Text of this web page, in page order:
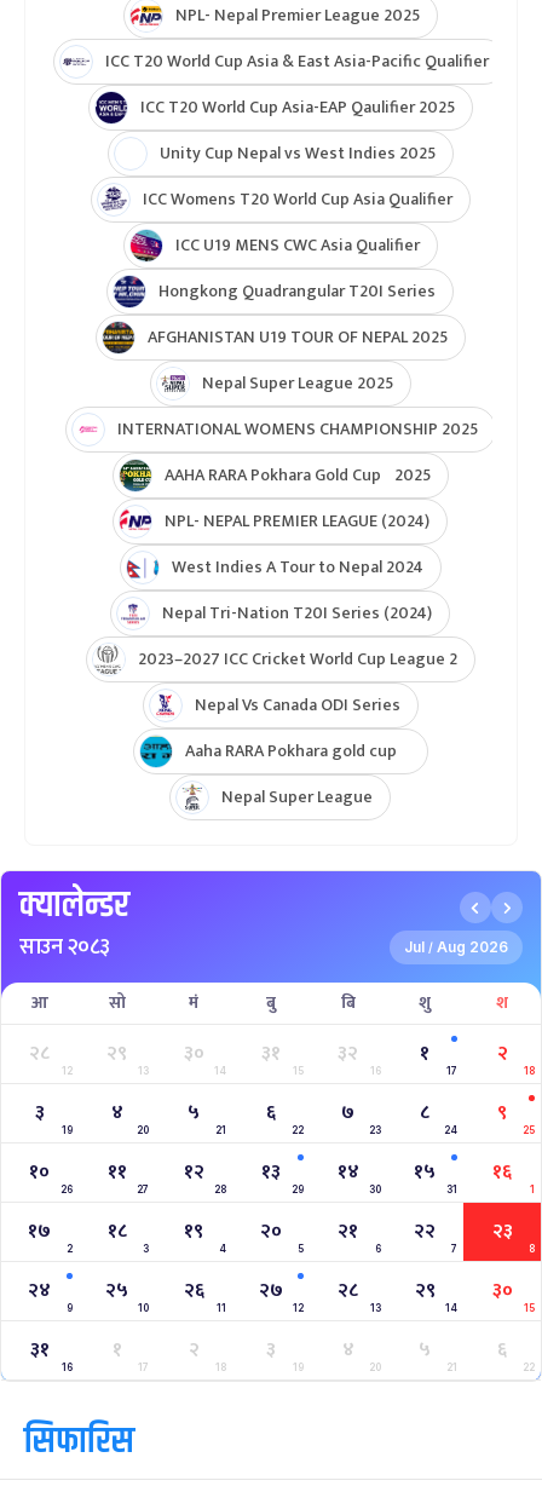
NPL- Nepal Premier League 2025
ICC T20 World Cup Asia & East Asia-Pacific Qualifier
ICC T20 World Cup Asia-EAP Qaulifier 2025
Unity Cup Nepal vs West Indies 2025
ICC Womens T20 World Cup Asia Qualifier
ICC U19 MENS CWC Asia Qualifier
Hongkong Quadrangular T20I Series
AFGHANISTAN U19 TOUR OF NEPAL 2025
Nepal Super League 2025
INTERNATIONAL WOMENS CHAMPIONSHIP 2025
AAHA RARA Pokhara Gold Cup 2025
NPL- NEPAL PREMIER LEAGUE (2024)
West Indies A Tour to Nepal 2024
Nepal Tri-Nation T20I Series (2024)
2023–2027 ICC Cricket World Cup League 2
Nepal Vs Canada ODI Series
Aaha RARA Pokhara gold cup
Nepal Super League
क्यालेन्डर
साउन २०८३ Jul / Aug 2026
आ सो मं बु बि शु श
२८
12
२९
13
३०
14
३१
15
३२
16
१
17
२
18
३
19
४
20
५
21
६
22
७
23
८
24
९
25
१०
26
११
27
१२
28
१३
29
१४
30
१५
31
१६
1
१७
2
१८
3
१९
4
२०
5
२१
6
२२
7
२३
8
२४
9
२५
10
२६
11
२७
12
२८
13
२९
14
३०
15
३१
16
१
17
२
18
३
19
४
20
५
21
६
22
सिफारिस